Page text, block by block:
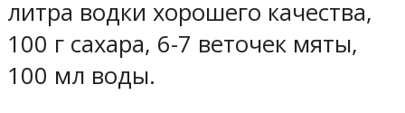
литра водки хорошего качества,
100 г сахара, 6-7 веточек мяты,
100 мл воды.